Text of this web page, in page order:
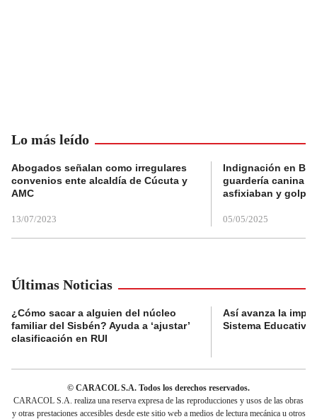
Lo más leído
Abogados señalan como irregulares
convenios ente alcaldía de Cúcuta y
AMC
13/07/2023
Indignación en
guardería canina
asfixiaban y
05/05/2025
Últimas Noticias
¿Cómo sacar a alguien del núcleo
familiar del Sisbén? Ayuda a ‘ajustar’
clasificación en RUI
Así avanza la
Sistema Educativo
© CARACOL S.A. Todos los derechos reservados.
CARACOL S.A. realiza una reserva expresa de las reproducciones y usos de las obras
y otras prestaciones accesibles desde este sitio web a medios de lectura mecánica u otros